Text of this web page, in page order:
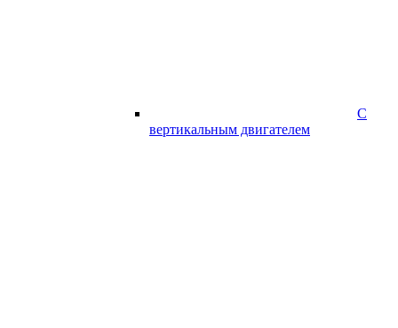
С
вертикальным двигателем